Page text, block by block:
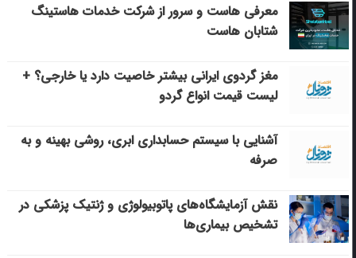
معرفی هاست و سرور از شرکت خدمات هاستینگ
شتابان هاست
مغز گردوی ایرانی بیشتر خاصیت دارد یا خارجی؟ +
لیست قیمت انواع گردو
آشنایی با سیستم حسابداری ابری، روشی بهینه و به
صرفه
نقش آزمایشگاه‌های پاتوبیولوژی و ژنتیک پزشکی در
تشخیص بیماری‌ها